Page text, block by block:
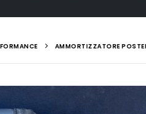
AMMORTIZZATORE